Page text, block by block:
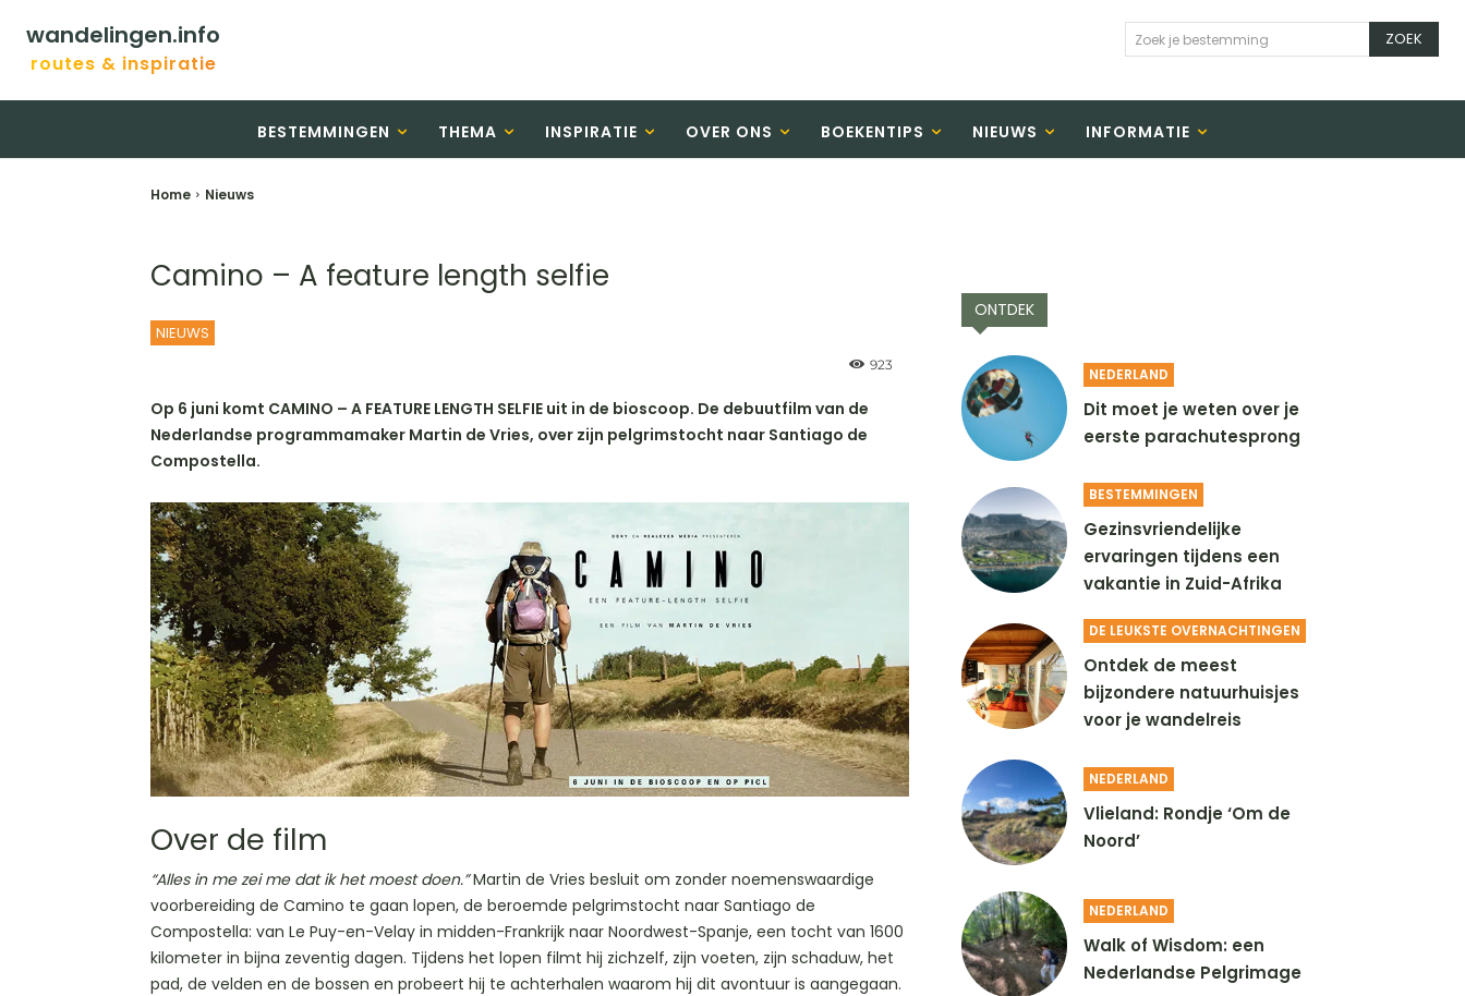
wandelingen.info
routes & inspiratie
Zoek je bestemming ZOEK
BESTEMMINGEN THEMA INSPIRATIE OVER ONS BOEKENTIPS NIEUWS INFORMATIE
Home Nieuws
Camino – A feature length selfie
NIEUWS
923
Op 6 juni komt CAMINO – A FEATURE LENGTH SELFIE uit in de bioscoop. De debuutfilm van de
Nederlandse programmamaker Martin de Vries, over zijn pelgrimstocht naar Santiago de
Compostella.
Over de film
“Alles in me zei me dat ik het moest doen.”Martin de Vries besluit om zonder noemenswaardige
voorbereiding de Camino te gaan lopen, de beroemde pelgrimstocht naar Santiago de
Compostella: van Le Puy-en-Velay in midden-Frankrijk naar Noordwest-Spanje, een tocht van 1600
kilometer in bijna zeventig dagen. Tijdens het lopen filmt hij zichzelf, zijn voeten, zijn schaduw, het
pad, de velden en de bossen en probeert hij te achterhalen waarom hij dit avontuur is aangegaan.
ONTDEK
NEDERLAND
Dit moet je weten over je
eerste parachutesprong
BESTEMMINGEN
Gezinsvriendelijke
ervaringen tijdens een
vakantie in Zuid-Afrika
DE LEUKSTE OVERNACHTINGEN
Ontdek de meest
bijzondere natuurhuisjes
voor je wandelreis
NEDERLAND
Vlieland: Rondje ‘Om de
Noord’
NEDERLAND
Walk of Wisdom: een
Nederlandse Pelgrimage